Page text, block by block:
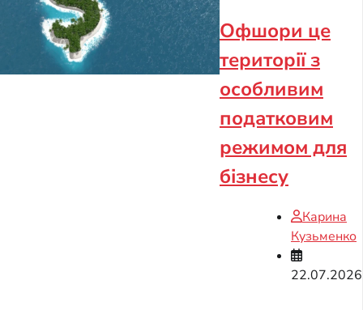
Офшори це
території з
особливим
податковим
режимом для
бізнесу
Карина
Кузьменко
22.07.2026